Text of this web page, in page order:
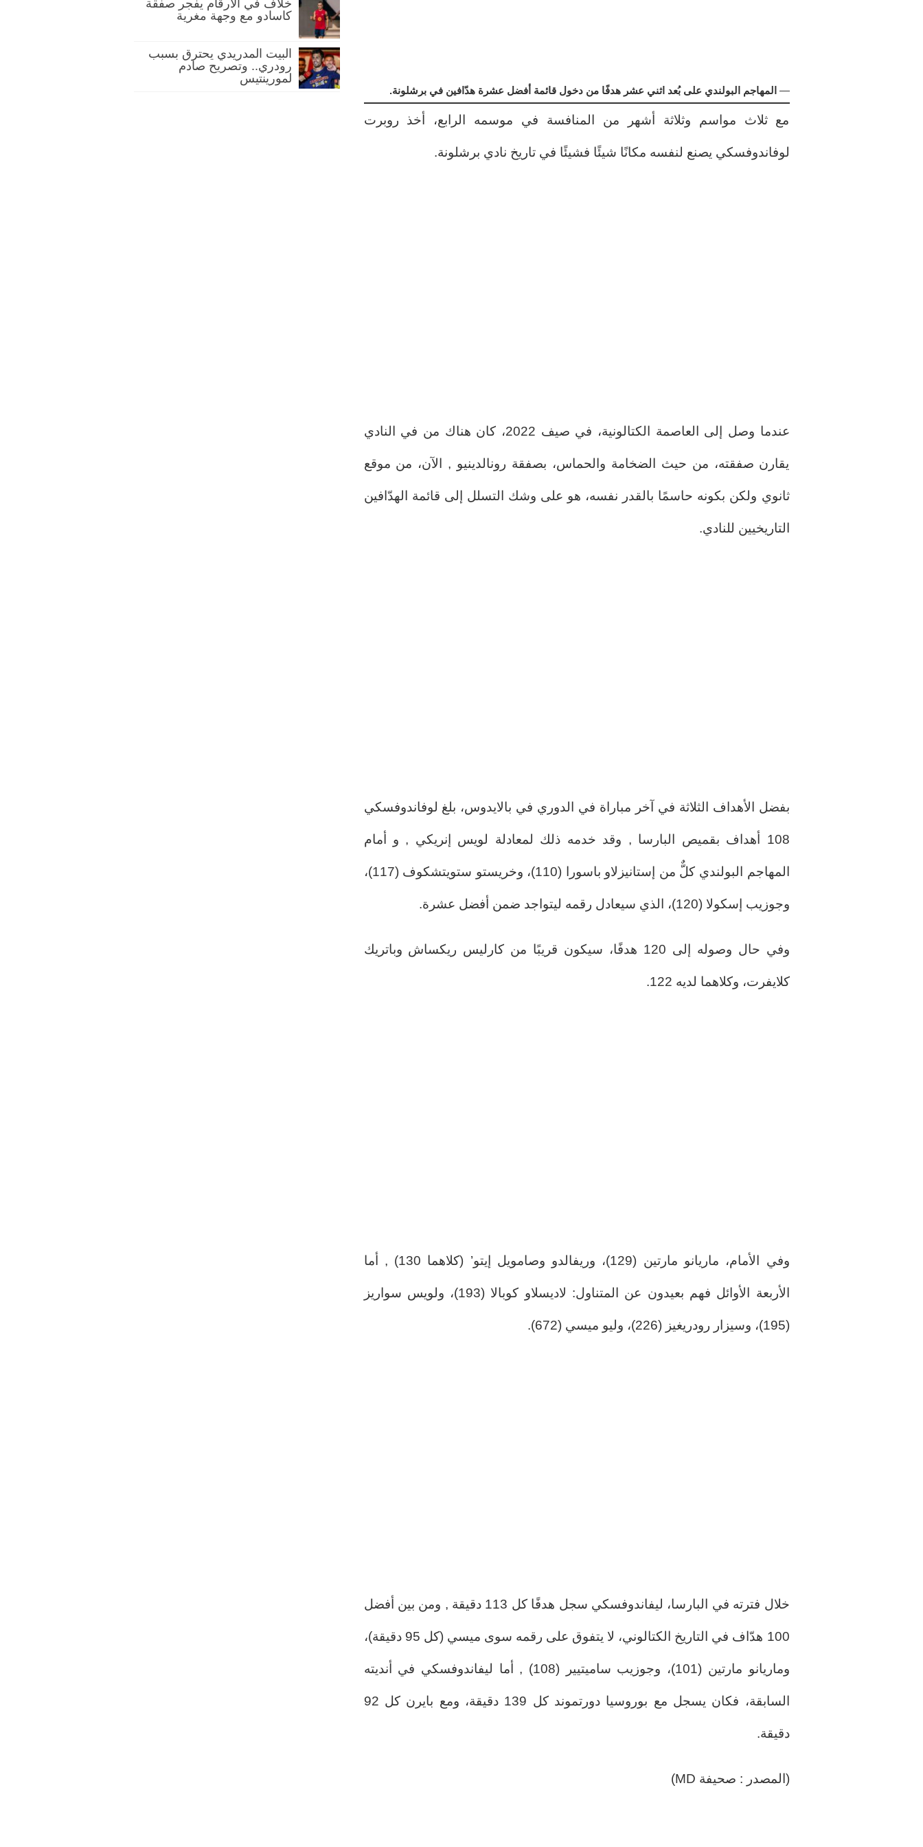
— المهاجم البولندي على بُعد اثني عشر هدفًا من دخول قائمة أفضل عشرة هدّافين في برشلونة.
مع ثلاث مواسم وثلاثة أشهر من المنافسة في موسمه الرابع، أخذ روبرت
لوفاندوفسكي يصنع لنفسه مكانًا شيئًا فشيئًا في تاريخ نادي برشلونة.
عندما وصل إلى العاصمة الكتالونية، في صيف 2022، كان هناك من في النادي
يقارن صفقته، من حيث الضخامة والحماس، بصفقة رونالدينيو , الآن، من موقع
ثانوي ولكن بكونه حاسمًا بالقدر نفسه، هو على وشك التسلل إلى قائمة الهدّافين
التاريخيين للنادي.
بفضل الأهداف الثلاثة في آخر مباراة في الدوري في بالايدوس، بلغ لوفاندوفسكي
108 أهداف بقميص البارسا , وقد خدمه ذلك لمعادلة لويس إنريكي , و أمام
المهاجم البولندي كلٌّ من إستانيزلاو باسورا (110)، وخريستو ستويتشكوف (117)،
وجوزيب إسكولا (120)، الذي سيعادل رقمه ليتواجد ضمن أفضل عشرة.
وفي حال وصوله إلى 120 هدفًا، سيكون قريبًا من كارليس ريكساش وباتريك
كلايفرت، وكلاهما لديه 122.
وفي الأمام، ماريانو مارتين (129)، وريفالدو وصامويل إيتو’ (كلاهما 130) , أما
الأربعة الأوائل فهم بعيدون عن المتناول: لاديسلاو كوبالا (193)، ولويس سواريز
(195)، وسيزار رودريغيز (226)، وليو ميسي (672).
خلال فترته في البارسا، ليفاندوفسكي سجل هدفًا كل 113 دقيقة , ومن بين أفضل
100 هدّاف في التاريخ الكتالوني، لا يتفوق على رقمه سوى ميسي (كل 95 دقيقة)،
وماريانو مارتين (101)، وجوزيب ساميتيير (108) , أما ليفاندوفسكي في أنديته
السابقة، فكان يسجل مع بوروسيا دورتموند كل 139 دقيقة، ومع بايرن كل 92
دقيقة.
(المصدر : صحيفة MD)
خلاف في الأرقام يفجر صفقة
كاسادو مع وجهة مغرية
البيت المدريدي يحترق بسبب
رودري.. وتصريح صادم
لمورينتيس